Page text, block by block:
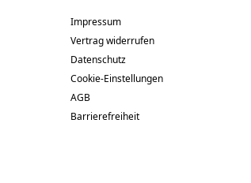
Impressum
Vertrag widerrufen
Datenschutz
Cookie-Einstellungen
AGB
Barrierefreiheit